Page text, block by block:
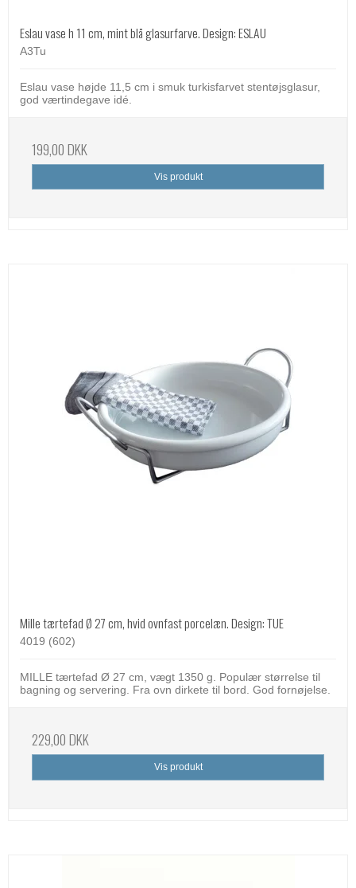
Eslau vase h 11 cm, mint blå glasurfarve. Design: ESLAU
A3Tu
Eslau vase højde 11,5 cm i smuk turkisfarvet stentøjsglasur,
god værtindegave idé.
199,00 DKK
Vis produkt
Mille tærtefad Ø 27 cm, hvid ovnfast porcelæn. Design: TUE
4019 (602)
MILLE tærtefad Ø 27 cm, vægt 1350 g. Populær størrelse til
bagning og servering. Fra ovn dirkete til bord. God fornøjelse.
229,00 DKK
Vis produkt